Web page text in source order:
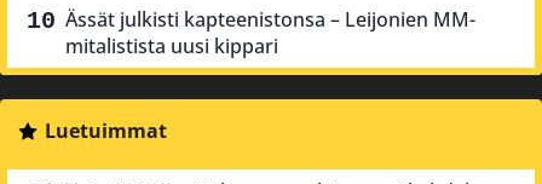
Ässät julkisti kapteenistonsa – Leijonien MM-
mitalistista uusi kippari
Luetuimmat